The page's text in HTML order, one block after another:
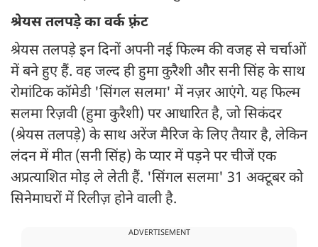
श्रेयस तलपड़े का वर्क फ़्रंट
श्रेयस तलपड़े इन दिनों अपनी नई फिल्म की वजह से चर्चाओं
में बने हुए हैं. वह जल्द ही हुमा कुरैशी और सनी सिंह के साथ
रोमांटिक कॉमेडी 'सिंगल सलमा' में नज़र आएंगे. यह फिल्म
सलमा रिज़वी (हुमा कुरैशी) पर आधारित है, जो सिकंदर
(श्रेयस तलपड़े) के साथ अरेंज मैरिज के लिए तैयार है, लेकिन
लंदन में मीत (सनी सिंह) के प्यार में पड़ने पर चीजें एक
अप्रत्याशित मोड़ ले लेती हैं. 'सिंगल सलमा' 31 अक्टूबर को
सिनेमाघरों में रिलीज़ होने वाली है.
ADVERTISEMENT